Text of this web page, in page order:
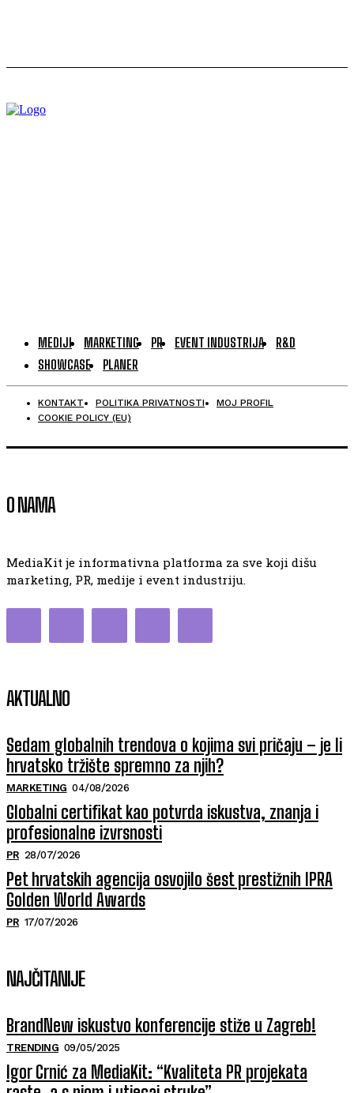
MEDIJI MARKETING PR EVENT INDUSTRIJA
R&D
SHOWCASE
PLANER
KONTAKT POLITIKA PRIVATNOSTI
MOJ PROFIL
COOKIE POLICY (EU)
O NAMA
MediaKit je informativna platforma za sve koji dišu
marketing, PR, medije i event industriju.
AKTUALNO
Sedam globalnih trendova o kojima svi pričaju – je li
hrvatsko tržište spremno za njih?
MARKETING 04/08/2026
Globalni certifikat kao potvrda iskustva, znanja i
profesionalne izvrsnosti
PR 28/07/2026
Pet hrvatskih agencija osvojilo šest prestižnih IPRA
Golden World Awards
PR 17/07/2026
NAJČITANIJE
BrandNew iskustvo konferencije stiže u Zagreb!
TRENDING 09/05/2025
Igor Crnić za MediaKit: “Kvaliteta PR projekata